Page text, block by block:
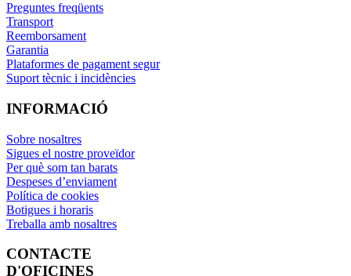
Preguntes freqüents
Transport
Reemborsament
Garantia
Plataformes de pagament segur
Suport tècnic i incidències
INFORMACIÓ
Sobre nosaltres
Sigues el nostre proveïdor
Per què som tan barats
Despeses d’enviament
Política de cookies
Botigues i horaris
Treballa amb nosaltres
CONTACTE
D'OFICINES